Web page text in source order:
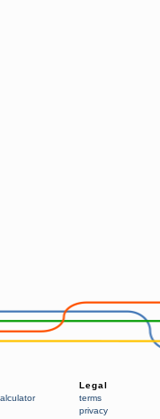
Legal
terms
privacy